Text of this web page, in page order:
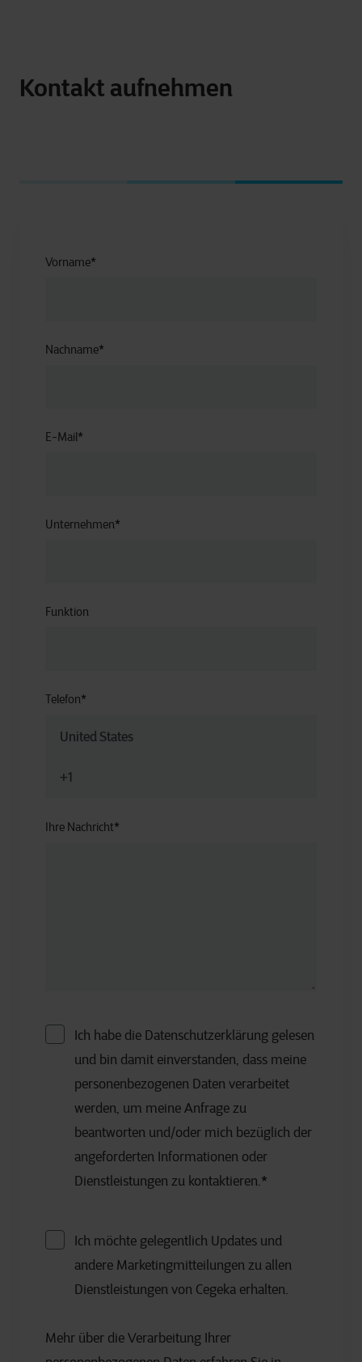
Kontakt aufnehmen
Vorname*
Nachname*
E-Mail*
Unternehmen*
Funktion
Telefon*
Ihre Nachricht*
Ich habe die Datenschutzerklärung gelesen
und bin damit einverstanden, dass meine
personenbezogenen Daten verarbeitet
werden, um meine Anfrage zu
beantworten und/oder mich bezüglich der
angeforderten Informationen oder
Dienstleistungen zu kontaktieren.*
Ich möchte gelegentlich Updates und
andere Marketingmitteilungen zu allen
Dienstleistungen von Cegeka erhalten.
Mehr über die Verarbeitung Ihrer